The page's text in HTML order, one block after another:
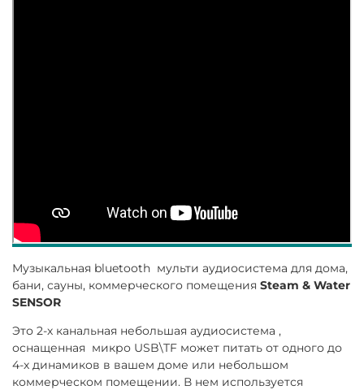
Музыкальная bluetooth мульти аудиосистема для дома,
бани, сауны, коммерческого помещения Steam & Water
SENSOR
Это 2-х канальная небольшая аудиосистема ,
оснащенная микро USB\TF может питать от одного до
4-х динамиков в вашем доме или небольшом
коммерческом помещении. В нем используется